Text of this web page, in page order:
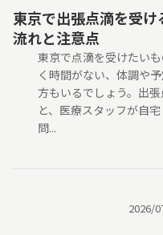
東京で出張点滴を受
流れと注意点
東京で点滴を受けたい
く時間がない、体調や
方もいるでしょう。出
と、医療スタッフが自
問...
2026/